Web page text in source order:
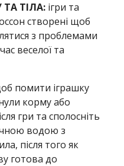
ТІЛА: ігри та
створені щоб
з проблемами
веселої та
помити іграшку
корму або
гри та сполосніть
водою з
після того як
готова до